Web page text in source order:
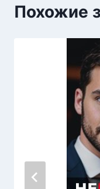
Похожие